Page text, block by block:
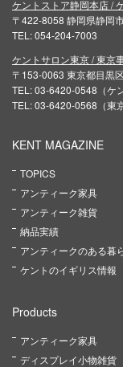
ケントストア静岡本店 /
〒422-8058 静岡県静岡
TEL: 054-204-7003
ケントサロン東京 / 東京
〒153-0063 東京都目黒
TEL: 03-6420-0548（ケ
TEL: 03-6420-0568（東
KENT MAGAZINE
TOPICS
アンティーク家具
アンティーク雑貨
納品実績
アンティークのある暮
ケントのイギリス情報
Products
アンティーク家具
ディスプレイ小物雑貨